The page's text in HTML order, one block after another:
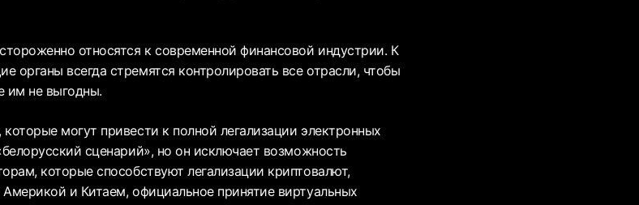
относятся к современной финансовой индустрии. К
органы всегда стремятся контролировать все отрасли, чтобы
им не выгодны.
могут привести к полной легализации электронных
сценарий», но он исключает возможность
которые способствуют легализации криптовалют,
и Китаем, официальное принятие виртуальных